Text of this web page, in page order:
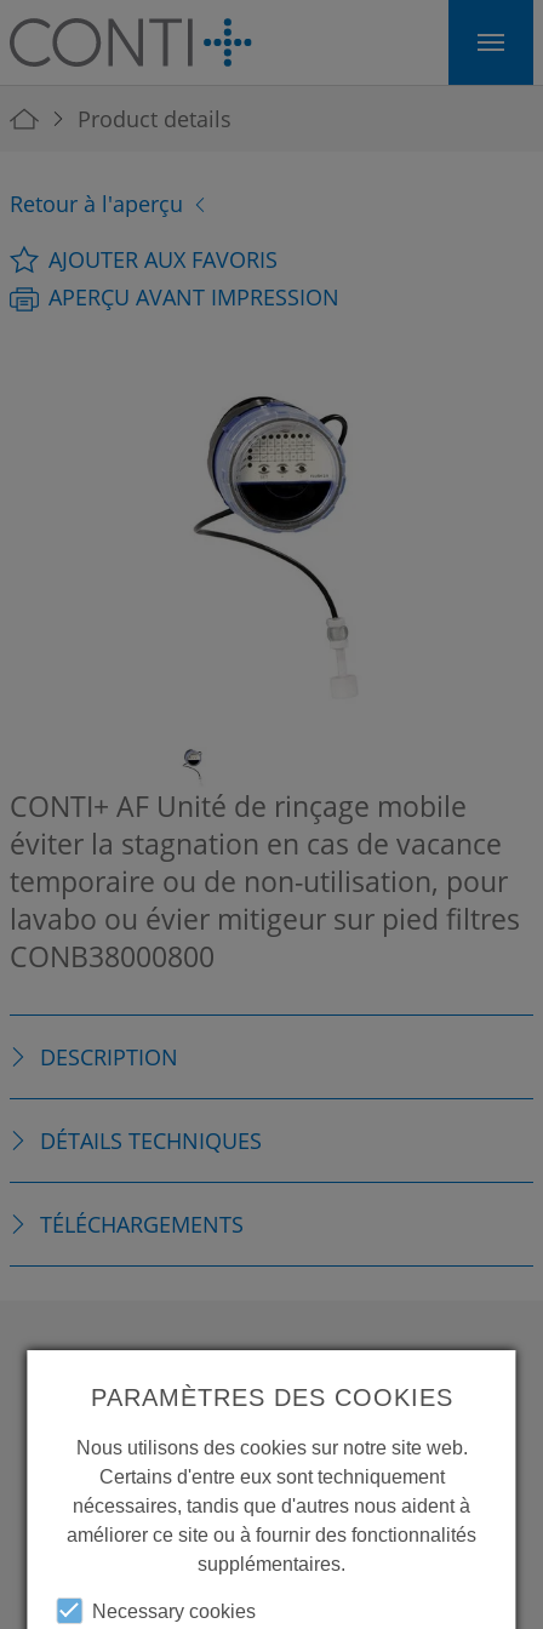
Skip to main navigation
Skip to main content
Skip to page footer
You are here:
Product details
Retour à l'aperçu
AJOUTER AUX FAVORIS
APERÇU AVANT IMPRESSION
CONTI+ AF Unité de rinçage mobile
éviter la stagnation en cas de vacance
temporaire ou de non-utilisation, pour
lavabo ou évier mitigeur sur pied filtres
CONB38000800
DESCRIPTION
DÉTAILS TECHNIQUES
TÉLÉCHARGEMENTS
WANT TO SEE
PARAMÈTRES DES COOKIES
Nous utilisons des cookies sur notre site web.
Certains d'entre eux sont techniquement
nécessaires, tandis que d'autres nous aident à
améliorer ce site ou à fournir des fonctionnalités
supplémentaires.
Necessary cookies